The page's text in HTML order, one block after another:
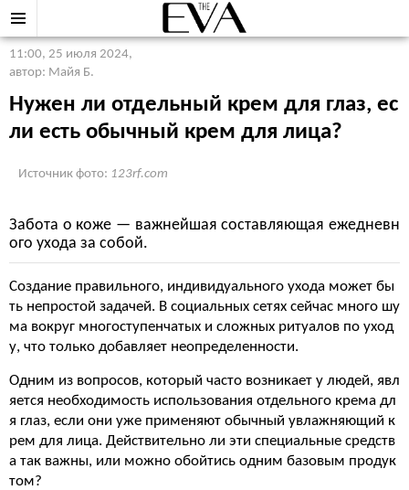
11:00, 25 июля 2024,
автор: Майя Б.
Нужен ли отдельный крем для глаз, ес
ли есть обычный крем для лица?
Источник фото: 123rf.com
Забота о коже — важнейшая составляющая ежедневн
ого ухода за собой.
Создание правильного, индивидуального ухода может бы
ть непростой задачей. В социальных сетях сейчас много шу
ма вокруг многоступенчатых и сложных ритуалов по уход
у, что только добавляет неопределенности.
Одним из вопросов, который часто возникает у людей, явл
яется необходимость использования отдельного крема дл
я глаз, если они уже применяют обычный увлажняющий к
рем для лица. Действительно ли эти специальные средств
а так важны, или можно обойтись одним базовым продук
том?